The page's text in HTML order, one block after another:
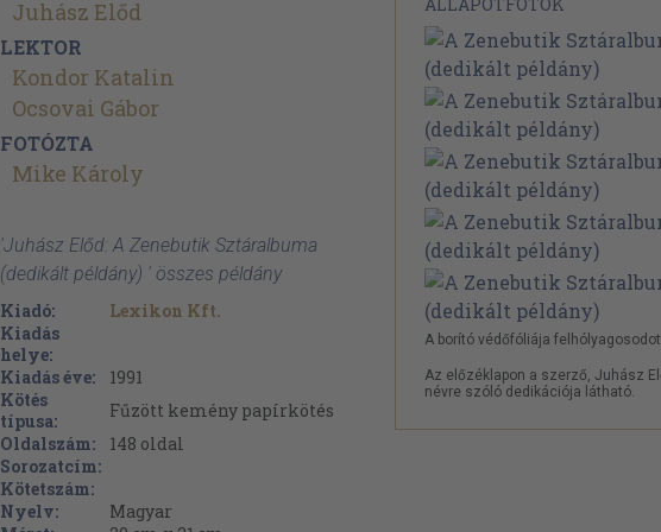
Juhász Előd
LEKTOR
Kondor Katalin
Ocsovai Gábor
FOTÓZTA
Mike Károly
'Juhász Előd: A Zenebutik Sztáralbuma
(dedikált példány) ' összes példány
Kiadó:
Lexikon Kft.
Kiadás
helye:
Kiadás éve:
1991
Kötés
típusa:
Fűzött kemény papírkötés
Oldalszám:
148 oldal
Sorozatcím:
Kötetszám:
Nyelv:
Magyar
A borító védőfóliája
Az előzéklapon a szerző, Juhász
névre szóló dedikációja látható.